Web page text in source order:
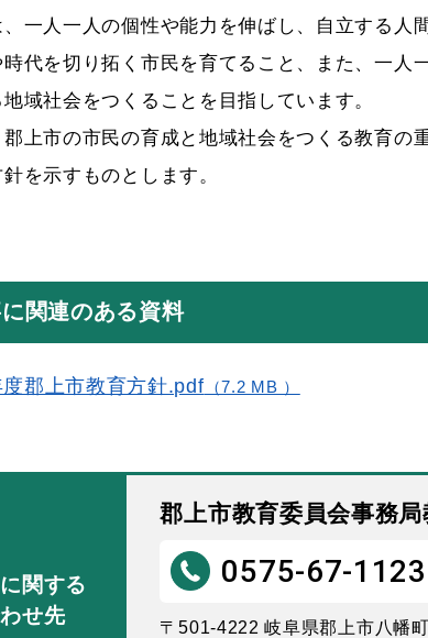
一人一人の個性や能力を伸ばし、自立する人
代を切り拓く市民を育てること、また、一人
域社会をつくることを目指しています。
上市の市民の育成と地域社会をつくる教育の
を示すものとします。
関連のある資料
郡上市教育方針.pdf （7.2 MB ）
関する
せ先
郡上市教育委員会事務
0575-67-1123
〒501-4222 岐阜県郡上市八幡